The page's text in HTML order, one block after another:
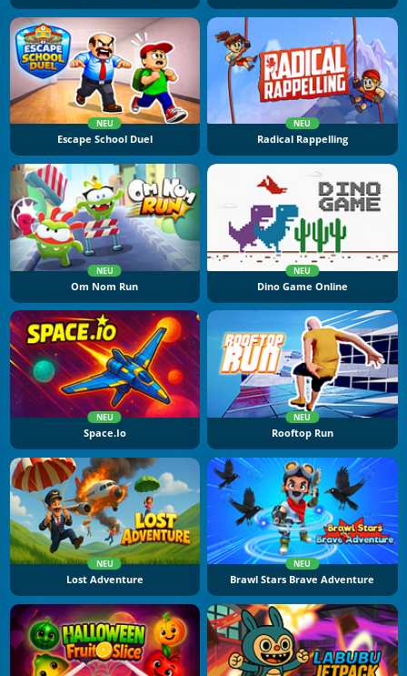
NEU
Escape School Duel
NEU
Radical Rappelling
NEU
Om Nom Run
NEU
Dino Game Online
NEU
Space.io
NEU
Rooftop Run
NEU
Lost Adventure
NEU
Brawl Stars Brave Adventure